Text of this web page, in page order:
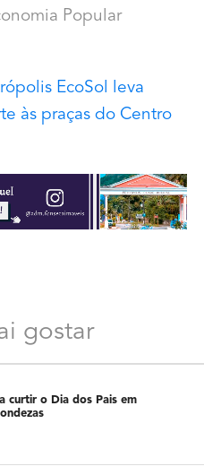
Popular
EcoSol leva
às praças do Centro
gostar
curtir o Dia dos Pais em